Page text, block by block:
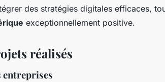
des stratégies digitales efficaces,
exceptionnellement positive.
réalisés
entreprises